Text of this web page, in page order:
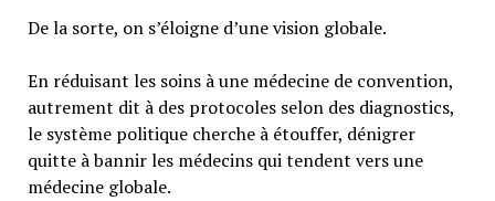
De la sorte, on s’éloigne d’une vision globale.
En réduisant les soins à une médecine de convention,
autrement dit à des protocoles selon des diagnostics,
le système politique cherche à étouffer, dénigrer
quitte à bannir les médecins qui tendent vers une
médecine globale.